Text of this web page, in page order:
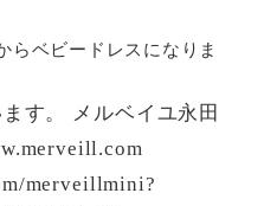
らベビードレスになりま
す。 メルベイユ永田
merveillmini?